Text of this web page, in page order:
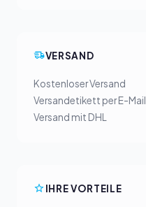
VERSAND
Kostenloser Versand
Versandetikett per E-Mail
Versand mit DHL
IHRE VORTEILE